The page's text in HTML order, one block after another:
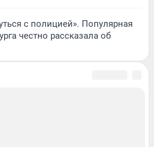
с полицией». Популярная
честно рассказала об